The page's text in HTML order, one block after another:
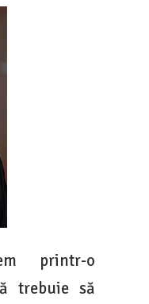
printr-o
trebuie să